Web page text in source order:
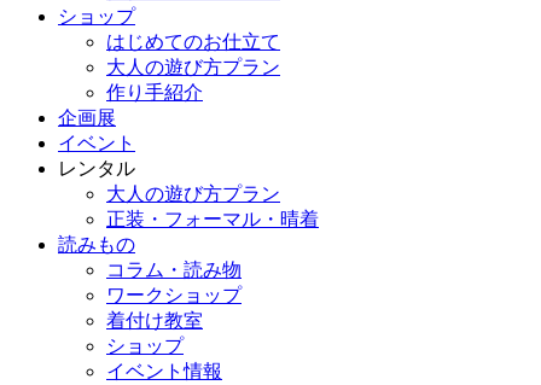
ショップ
はじめてのお仕立て
大人の遊び方プラン
作り手紹介
企画展
イベント
レンタル
大人の遊び方プラン
正装・フォーマル・晴着
読みもの
コラム・読み物
ワークショップ
着付け教室
ショップ
イベント情報